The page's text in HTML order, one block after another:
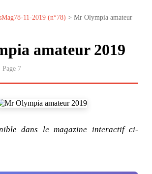
11-2019 (n°78) > Mr Olympia amateur
amateur 2019
| Page 7
dans le magazine interactif ci-